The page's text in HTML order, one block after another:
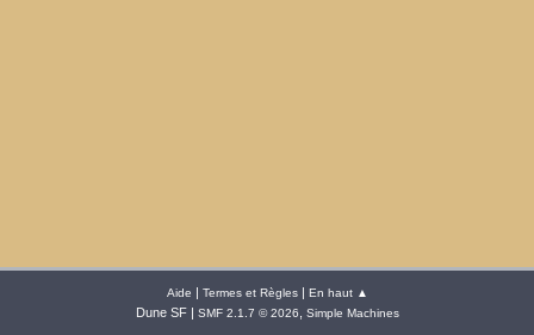
Aide | Termes et Règles| En haut ▲
Dune SF | SMF 2.1.7 © 2026 Simple Machines